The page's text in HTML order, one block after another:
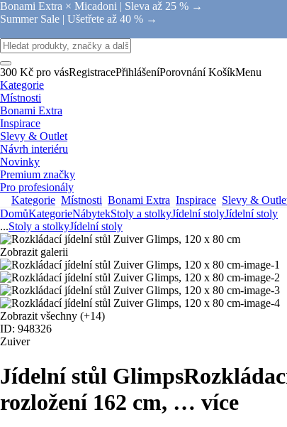
Bonami Extra × Micadoni | Sleva až 25 % →
Summer Sale | Ušetřete až 40 % →
300 Kč pro vásRegistracePřihlášeníPorovnání KošíkMenu
Kategorie
Místnosti
Bonami Extra
Inspirace
Slevy & Outlet
Návrh interiéru
Novinky
Premium značky
Pro profesionály
Kategorie Místnosti Bonami Extra Inspirace Slevy &
DomůKategorieNábytekStoly a stolkyJídelní stolyJídelní stoly
...Stoly a stolkyJídelní stoly
Zobrazit galerii
Zobrazit všechny (+14)
ID: 948326
Zuiver
Jídelní stůl Glimps
rozložení 162 cm, … více